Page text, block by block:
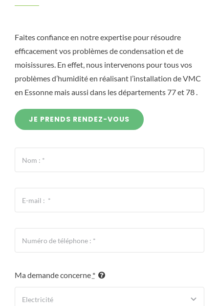
Faites confiance en notre expertise pour résoudre
efficacement vos problèmes de condensation et de
moisissures. En effet, nous intervenons pour tous vos
problèmes d’humidité en réalisant l’installation de VMC
en Essonne mais aussi dans les départements 77 et 78 .
JE PRENDS RENDEZ-VOUS
Ma demande concerne *